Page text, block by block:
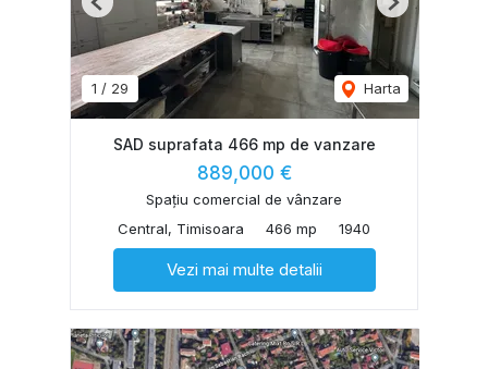
1 / 29 Harta
Previous Next
SAD suprafata 466 mp de vanzare
889,000 €
Spațiu comercial de vânzare
Central, Timisoara
466 mp 1940
Vezi mai multe detalii